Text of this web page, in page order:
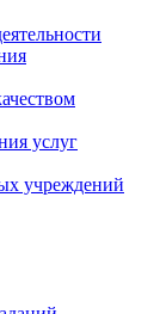
услуг
учреждений